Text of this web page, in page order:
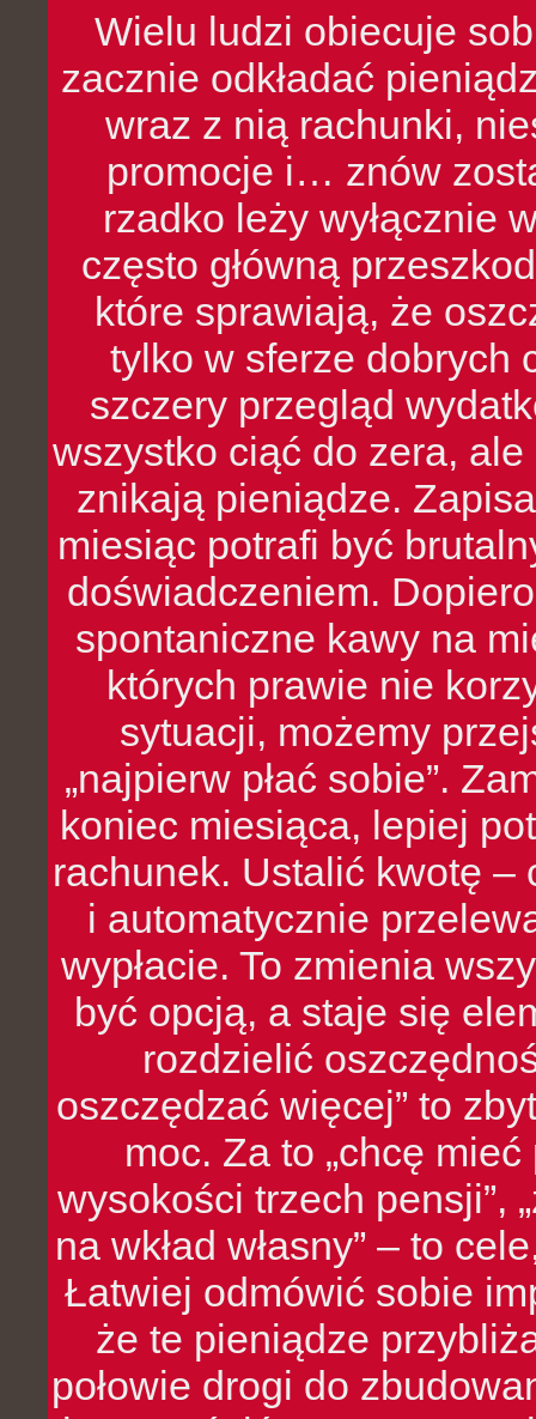
Wielu ludzi obiecuje
zacznie odkładać
wraz z nią rachunki,
promocje i… znów
rzadko leży wyłącznie
często główną
które sprawiają, że
tylko w sferze dobrych
szczery przegląd
wszystko ciąć do zera,
znikają pieniądze.
miesiąc potrafi być
doświadczeniem.
spontaniczne kawy na
których prawie nie
sytuacji, możemy
„najpierw płać sobie”.
koniec miesiąca, lepiej
rachunek. Ustalić kwotę
i automatycznie
wypłacie. To zmienia
być opcją, a staje się
rozdzielić
oszczędzać więcej” to
moc. Za to „chcę
wysokości trzech pensji”,
na wkład własny” – to
Łatwiej odmówić sobie
że te pieniądze
połowie drogi do